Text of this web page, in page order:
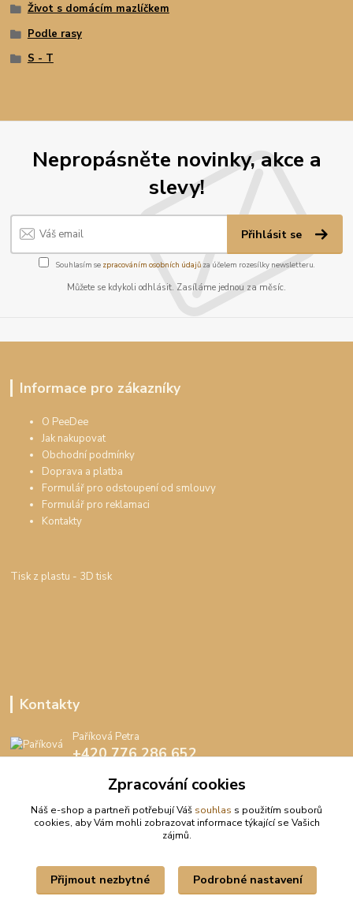
Život s domácím mazlíčkem
Podle rasy
S - T
Nepropásněte novinky, akce a
slevy!
Přihlásit se
Souhlasím se zpracováním osobních údajůza účelem rozesílky newsletteru.
Můžete se kdykoli odhlásit. Zasíláme jednou za měsíc.
Informace pro zákazníky
O PeeDee
Jak nakupovat
Obchodní podmínky
Doprava a platba
Formulář pro odstoupení od smlouvy
Formulář pro reklamaci
Kontakty
Tisk z plastu - 3D tisk
Kontakty
Paříková Petra
+420 776 286 652
Zpracování cookies
Náš e-shop a partneři potřebují Váš souhlas s použitím souborů
cookies, aby Vám mohli zobrazovat informace týkající se Vašich
zájmů.
Přijmout nezbytné Podrobné nastavení